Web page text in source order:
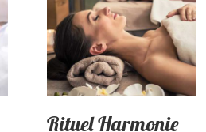
Rituel Harmonie